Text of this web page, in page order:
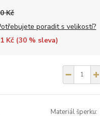
Kč
poradit s velikostí?
Kč (30% sleva)
Materiál šperku: